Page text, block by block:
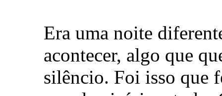
Era uma noite
acontecer, algo que
silêncio. Foi isso que